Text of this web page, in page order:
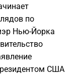
по
Нью-Йорка
США